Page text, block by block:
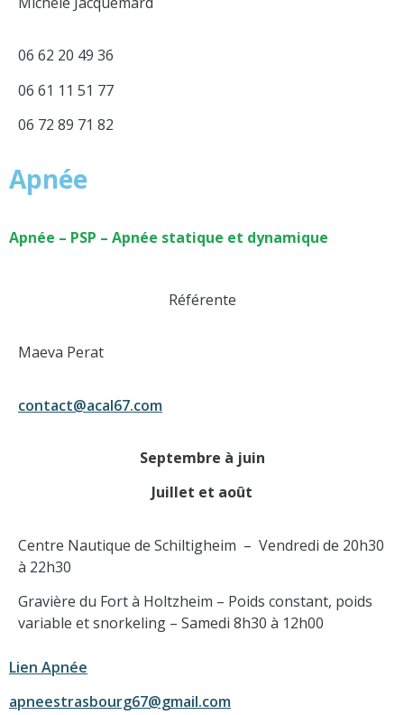
06 62 20 49 36
06 61 11 51 77
06 72 89 71 82
Apnée
Apnée – PSP – Apnée statique et dynamique
Référente
Maeva Perat
contact@acal67.com
Septembre à juin
Juillet et août
Centre Nautique de Schiltigheim – Vendredi de 20h30
à 22h30
Gravière du Fort à Holtzheim – Poids constant, poids
variable et snorkeling – Samedi 8h30 à 12h00
Lien Apnée
apneestrasbourg67@gmail.com